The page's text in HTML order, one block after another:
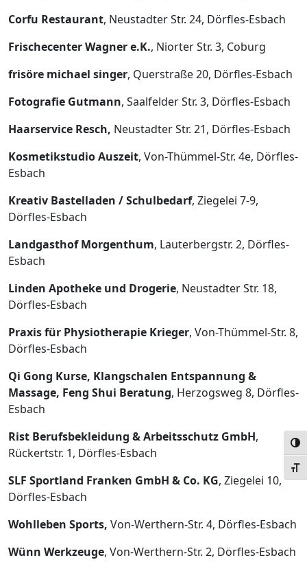
Corfu Restaurant, Neustadter Str. 24, Dörfles-Esbach
Frischecenter Wagner e.K., Niorter Str. 3, Coburg
frisöre michael singer, Querstraße 20, Dörfles-Esbach
Fotografie Gutmann, Saalfelder Str. 3, Dörfles-Esbach
Haarservice Resch, Neustadter Str. 21, Dörfles-Esbach
Kosmetikstudio Auszeit, Von-Thümmel-Str. 4e, Dörfles-
Esbach
Kreativ Bastelladen / Schulbedarf, Ziegelei 7-9,
Dörfles-Esbach
Landgasthof Morgenthum, Lauterbergstr. 2, Dörfles-
Esbach
Linden Apotheke und Drogerie, Neustadter Str. 18,
Dörfles-Esbach
Praxis für Physiotherapie Krieger, Von-Thümmel-Str. 8,
Dörfles-Esbach
Qi Gong Kurse, Klangschalen Entspannung &
Massage, Feng Shui Beratung, Herzogsweg 8, Dörfles-
Esbach
Rist Berufsbekleidung & Arbeitsschutz GmbH,
Rückertstr. 1, Dörfles-Esbach
SLF Sportland Franken GmbH & Co. KG, Ziegelei 10,
Dörfles-Esbach
Wohlleben Sports, Von-Werthern-Str. 4, Dörfles-Esbach
Wünn Werkzeuge, Von-Werthern-Str. 2, Dörfles-Esbach